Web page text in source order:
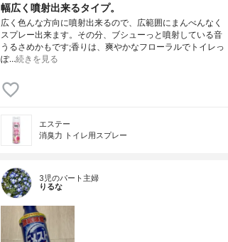
幅広く噴射出来るタイプ。
広く色んな方向に噴射出来るので、広範囲にまんべんなく
スプレー出来ます。その分、ブシューっと噴射している音
うるさめかもです;香りは、爽やかなフローラルでトイレっ
ぽ…続きを見る
エステー
消臭力 トイレ用スプレー
3児のパート主婦
りるな